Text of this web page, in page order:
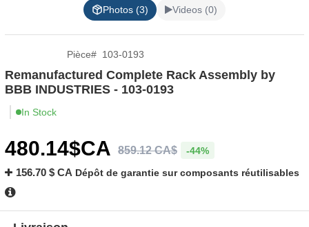
Photos (3) Videos (0)
Pièce# 103-0193
Remanufactured Complete Rack Assembly by
BBB INDUSTRIES - 103-0193
In Stock
480.14$CA 859.12CA$ -44%
156.70 $ CA Dépôt de garantie sur composants réutilisables